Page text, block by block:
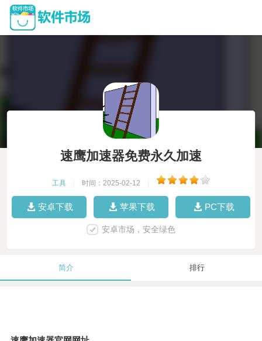
速鹰加速器免费永久加速
工具 时间：2025-02-12
安卓下载 苹果下载 PC下载
安卓市场，安全绿色
简介 排行